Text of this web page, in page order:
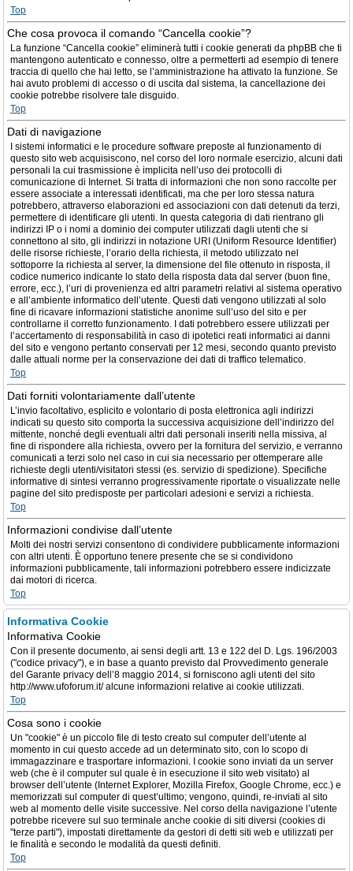
Top
Che cosa provoca il comando “Cancella cookie”?
La funzione “Cancella cookie” eliminerà tutti i cookie generati da phpBB che ti
mantengono autenticato e connesso, oltre a permetterti ad esempio di tenere
traccia di quello che hai letto, se l’amministrazione ha attivato la funzione. Se
hai avuto problemi di accesso o di uscita dal sistema, la cancellazione dei
cookie potrebbe risolvere tale disguido.
Top
Dati di navigazione
I sistemi informatici e le procedure software preposte al funzionamento di
questo sito web acquisiscono, nel corso del loro normale esercizio, alcuni dati
personali la cui trasmissione è implicita nell’uso dei protocolli di
comunicazione di Internet. Si tratta di informazioni che non sono raccolte per
essere associate a interessati identificati, ma che per loro stessa natura
potrebbero, attraverso elaborazioni ed associazioni con dati detenuti da terzi,
permettere di identificare gli utenti. In questa categoria di dati rientrano gli
indirizzi IP o i nomi a dominio dei computer utilizzati dagli utenti che si
connettono al sito, gli indirizzi in notazione URI (Uniform Resource Identifier)
delle risorse richieste, l’orario della richiesta, il metodo utilizzato nel
sottoporre la richiesta al server, la dimensione del file ottenuto in risposta, il
codice numerico indicante lo stato della risposta data dal server (buon fine,
errore, ecc.), l’uri di provenienza ed altri parametri relativi al sistema operativo
e all’ambiente informatico dell’utente. Questi dati vengono utilizzati al solo
fine di ricavare informazioni statistiche anonime sull’uso del sito e per
controllarne il corretto funzionamento. I dati potrebbero essere utilizzati per
l’accertamento di responsabilità in caso di ipotetici reati informatici ai danni
del sito e vengono pertanto conservati per 12 mesi, secondo quanto previsto
dalle attuali norme per la conservazione dei dati di traffico telematico.
Top
Dati forniti volontariamente dall’utente
L’invio facoltativo, esplicito e volontario di posta elettronica agli indirizzi
indicati su questo sito comporta la successiva acquisizione dell’indirizzo del
mittente, nonché degli eventuali altri dati personali inseriti nella missiva, al
fine di rispondere alla richiesta, ovvero per la fornitura del servizio, e verranno
comunicati a terzi solo nel caso in cui sia necessario per ottemperare alle
richieste degli utenti/visitatori stessi (es. servizio di spedizione). Specifiche
informative di sintesi verranno progressivamente riportate o visualizzate nelle
pagine del sito predisposte per particolari adesioni e servizi a richiesta.
Top
Informazioni condivise dall’utente
Molti dei nostri servizi consentono di condividere pubblicamente informazioni
con altri utenti. È opportuno tenere presente che se si condividono
informazioni pubblicamente, tali informazioni potrebbero essere indicizzate
dai motori di ricerca.
Top
Informativa Cookie
Informativa Cookie
Con il presente documento, ai sensi degli artt. 13 e 122 del D. Lgs. 196/2003
("codice privacy"), e in base a quanto previsto dal Provvedimento generale
del Garante privacy dell’8 maggio 2014, si forniscono agli utenti del sito
http://www.ufoforum.it/ alcune informazioni relative ai cookie utilizzati.
Top
Cosa sono i cookie
Un "cookie" è un piccolo file di testo creato sul computer dell’utente al
momento in cui questo accede ad un determinato sito, con lo scopo di
immagazzinare e trasportare informazioni. I cookie sono inviati da un server
web (che è il computer sul quale è in esecuzione il sito web visitato) al
browser dell’utente (Internet Explorer, Mozilla Firefox, Google Chrome, ecc.) e
memorizzati sul computer di quest’ultimo; vengono, quindi, re-inviati al sito
web al momento delle visite successive. Nel corso della navigazione l’utente
potrebbe ricevere sul suo terminale anche cookie di siti diversi (cookies di
"terze parti"), impostati direttamente da gestori di detti siti web e utilizzati per
le finalità e secondo le modalità da questi definiti.
Top